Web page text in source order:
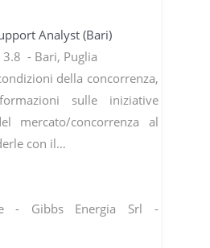
Analyst (Bari)
3.8 - Bari, Puglia
della concorrenza,
sulle iniziative
mercato/concorrenza al
con il…
- Gibbs Energia Srl -